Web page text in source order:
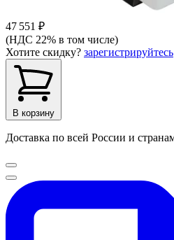
47 551 ₽
(НДС 22% в том числе)
Хотите скидку? зарегистрируйтесь
В корзину
Доставка по всей России и